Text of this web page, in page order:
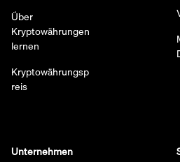
Über
Kryptowährungen
lernen
Kryptowährungsp
reis
Unternehmen